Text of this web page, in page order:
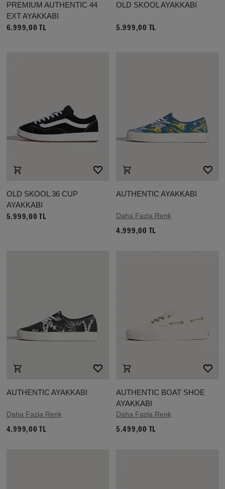
PREMIUM AUTHENTIC 44
EXT AYAKKABI
6.999,00 TL
OLD SKOOL AYAKKABI
5.999,00 TL
OLD SKOOL 36 CUP
AYAKKABI
5.999,00 TL
AUTHENTIC AYAKKABI
Daha Fazla Renk
4.999,00 TL
AUTHENTIC AYAKKABI
Daha Fazla Renk
4.999,00 TL
AUTHENTIC BOAT SHOE
AYAKKABI
Daha Fazla Renk
5.499,00 TL